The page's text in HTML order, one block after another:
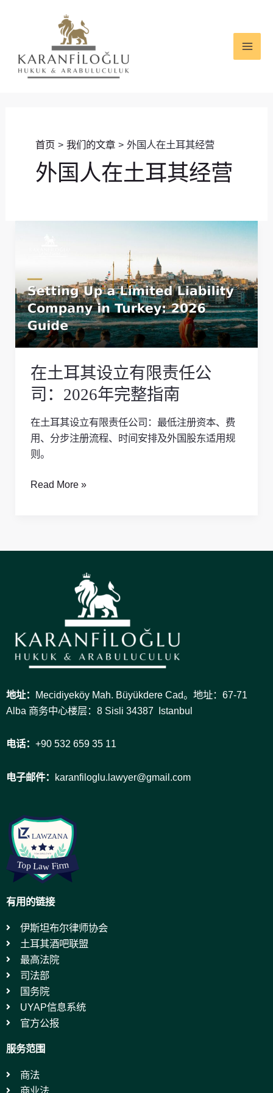
首页 我们的文章 外国人在土耳其经营
外国人在土耳其经营
在土耳其设立有限责任公
司：2026年完整指南
在土耳其设立有限责任公司：最低注册资本、费
用、分步注册流程、时间安排及外国股东适用规
则。
其
设
立
有
限
任
公
司：
2026
年
完
指
Read More »
地址： Mecidiyeköy Mah. Büyükdere Cad。地址：67-71
Alba 商务中心楼层：8 Sisli 34387 Istanbul
电话： +90 532 659 35 11
电子邮件： karanfiloglu.lawyer@gmail.com
有用的链接
伊斯坦布尔律师协会
土耳其酒吧联盟
最高法院
司法部
国务院
UYAP信息系统
官方公报
服务范围
商法
商业法